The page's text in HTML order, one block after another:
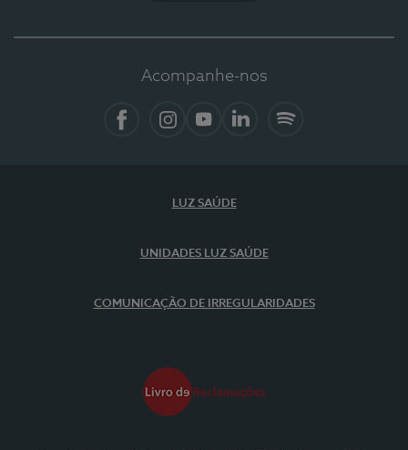
Acompanhe-nos
LUZ SAÚDE
UNIDADES LUZ SAÚDE
COMUNICAÇÃO DE IRREGULARIDADES